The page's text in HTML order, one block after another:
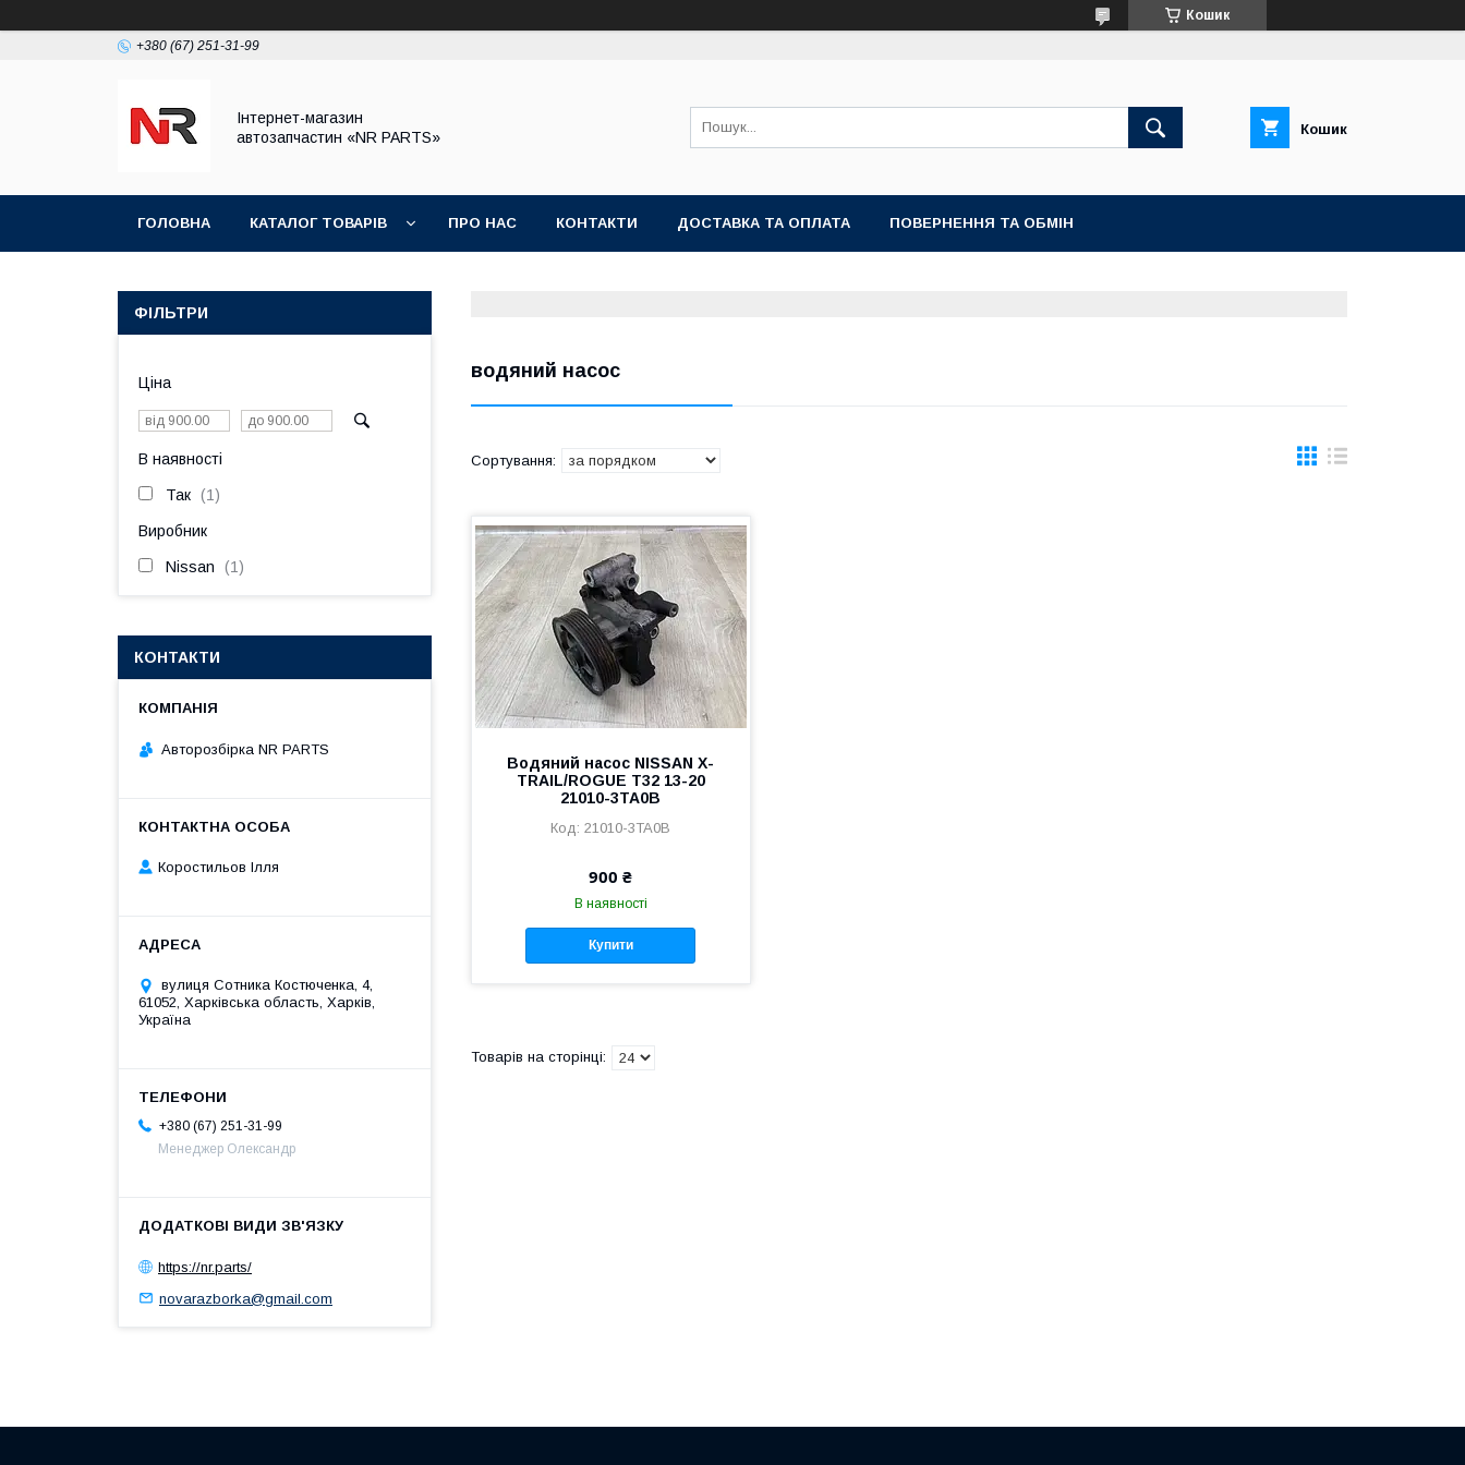
Кошик
+380 (67) 251-31-99
Інтернет-магазин
автозапчастин «NR PARTS»
Кошик
ГОЛОВНА КАТАЛОГ ТОВАРІВ ПРО НАС КОНТАКТИ ДОСТАВКА ТА ОПЛАТА ПОВЕРНЕННЯ ТА ОБМІН
водяний насос
Водяний насос NISSAN X-
TRAIL/ROGUE T32 13-20
21010-3TA0B
21010-3TA0B
900 ₴
В наявності
Купити
ФІЛЬТРИ
Ціна
В наявності
Так 1
Виробник
Nissan 1
КОНТАКТИ
Авторозбірка NR PARTS
Коростильов Ілля
вулиця Сотника Костюченка, 4,
61052, Харківська область, Харків,
Україна
+380 (67) 251-31-99
Менеджер Олександр
https://nr.parts/
novarazborka@gmail.com